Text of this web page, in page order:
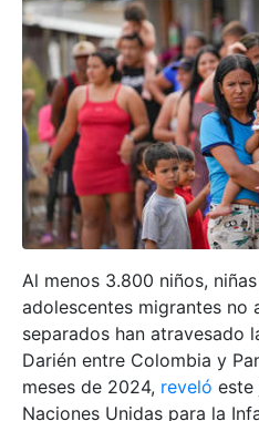
Al menos 3.800 niños,
adolescentes migrantes no
separados han atravesado
Darién entre Colombia y
meses de 2024, reveló este
Naciones Unidas para la